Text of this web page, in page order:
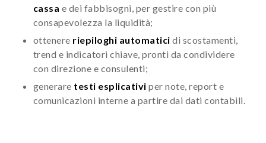
cassa e dei fabbisogni, per gestire con più
consapevolezza la liquidità;
ottenere riepiloghi automatici di scostamenti,
trend e indicatori chiave, pronti da condividere
con direzione e consulenti;
generare testi esplicativi per note, report e
comunicazioni interne a partire dai dati contabili.